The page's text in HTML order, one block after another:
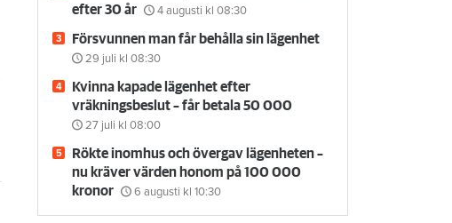
efter 30 år
4 augusti kl 08:30
Försvunnen man får behålla sin lägenhet
29 juli kl 08:30
Kvinna kapade lägenhet efter
vräkningsbeslut – får betala 50 000
27 juli kl 08:00
Rökte inomhus och övergav lägenheten –
nu kräver värden honom på 100 000
kronor
6 augusti kl 10:30